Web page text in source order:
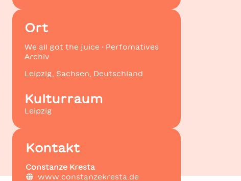
Ort
We all got the juice · Perfomatives
Archiv
Leipzig, Sachsen, Deutschland
Kulturraum
Leipzig
Kontakt
Constanze Kresta
www.constanzekresta.de